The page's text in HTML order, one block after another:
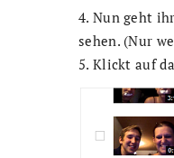
4. Nun geht
sehen. (Nur
5. Klickt auf